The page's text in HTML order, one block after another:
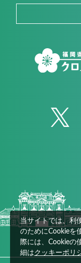
当サイトでは、利
のためにCookieを
際には、Cookieの
細はクッキーポリ